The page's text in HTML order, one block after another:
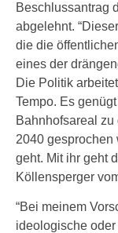
Beschlussantrag
abgelehnt.
die die
eines der
Die Politik
Tempo. Es
Bahnhofsareal
2040 gesprochen
geht. Mit ihr geht
Köllensperger
“Bei meinem
ideologische